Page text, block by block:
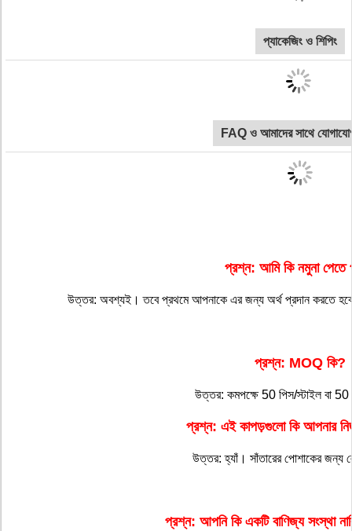
প্যাকেজিং ও শিপিং
FAQ ও আমাদের সাথে
প্রশ্ন: আমি কি নমুনা পেতে
উত্তর: অবশ্যই। তবে প্রথমে আপনাকে এর জন্য অর্থ প্রদান করতে হবে
প্রশ্ন: MOQ কি?
উত্তর: কমপক্ষে 50 পিস/স্টাইল বা
প্রশ্ন: এই কাপড়গুলো কি আপনার
উত্তর: হ্যাঁ। সাঁতারের পোশাকের জন্য
প্রশ্ন: আপনি কি একটি বাণিজ্য সংস্থা